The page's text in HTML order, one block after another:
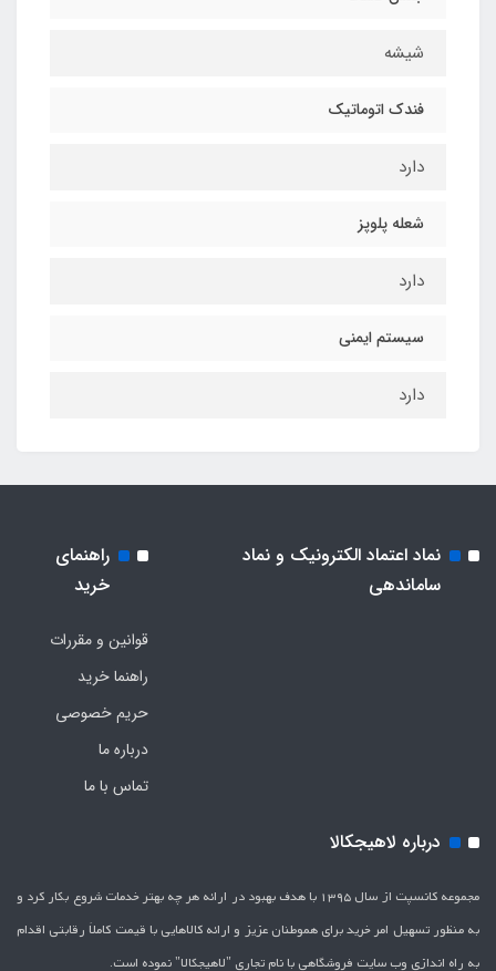
شیشه
فندک اتوماتیک
دارد
شعله پلوپز
دارد
سیستم ایمنی
دارد
نماد اعتماد الکترونیک و نماد
ساماندهی
راهنمای
خرید
قوانین و مقررات
راهنما خرید
حریم خصوصی
درباره ما
تماس با ما
درباره لاهیجکالا
مجموعه کانسپت از سال 1395 با هدف بهبود در ارائه هر چه بهتر خدمات شروع بکار کرد و
به منظور تسهیل امر خرید برای هموطنان عزیز و ارائه کالاهایی با قیمت کاملاَ رقابتی اقدام
به راه اندازی وب سایت فروشگاهی با نام تجاری "لاهیج­کالا" نموده است.